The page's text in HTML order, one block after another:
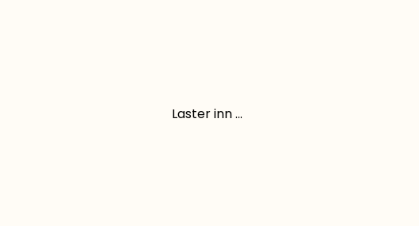
Laster inn ...